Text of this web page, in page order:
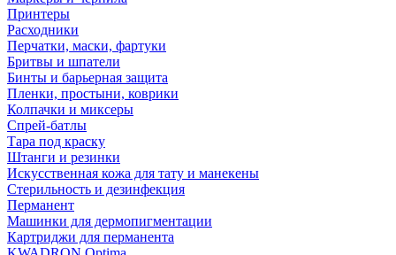
Принтеры
Расходники
Перчатки, маски, фартуки
Бритвы и шпатели
Бинты и барьерная защита
Пленки, простыни, коврики
Колпачки и миксеры
Спрей-батлы
Тара под краску
Штанги и резинки
Искусственная кожа для тату и манекены
Стерильность и дезинфекция
Перманент
Машинки для дермопигментации
Картриджи для перманента